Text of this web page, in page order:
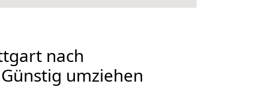
nach
umziehen